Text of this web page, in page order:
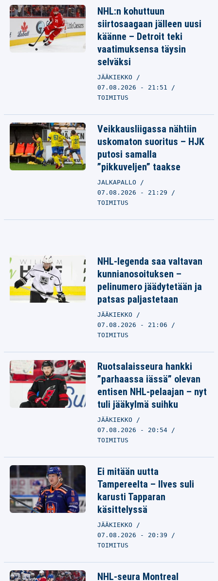
NHL:n kohuttuun
siirtosaagaan jälleen uusi
käänne – Detroit teki
vaatimuksensa täysin
selväksi
JÄÄKIEKKO
07.08.2026 - 21:51
TOIMITUS
Veikkausliigassa nähtiin
uskomaton suoritus – HJK
putosi samalla
”pikkuveljen” taakse
JALKAPALLO
07.08.2026 - 21:29
TOIMITUS
NHL-legenda saa valtavan
kunnianosoituksen –
pelinumero jäädytetään ja
patsas paljastetaan
JÄÄKIEKKO
07.08.2026 - 21:06
TOIMITUS
Ruotsalaisseura hankki
”parhaassa iässä” olevan
entisen NHL-pelaajan – nyt
tuli jääkylmä suihku
JÄÄKIEKKO
07.08.2026 - 20:54
TOIMITUS
Ei mitään uutta
Tampereelta – Ilves suli
karusti Tapparan
käsittelyssä
JÄÄKIEKKO
07.08.2026 - 20:39
TOIMITUS
NHL-seura Montreal